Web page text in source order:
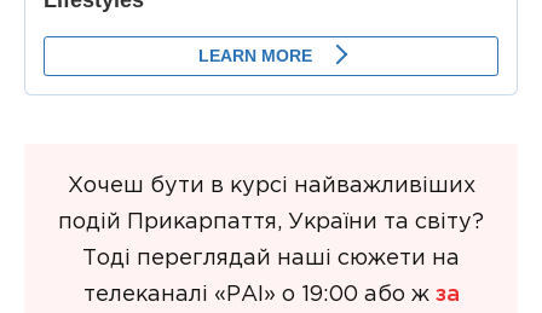
Хочеш бути в курсі найважливіших
подій Прикарпаття, України та світу?
Тоді переглядай наші сюжети на
телеканалі «РАІ» о 19:00 або ж за